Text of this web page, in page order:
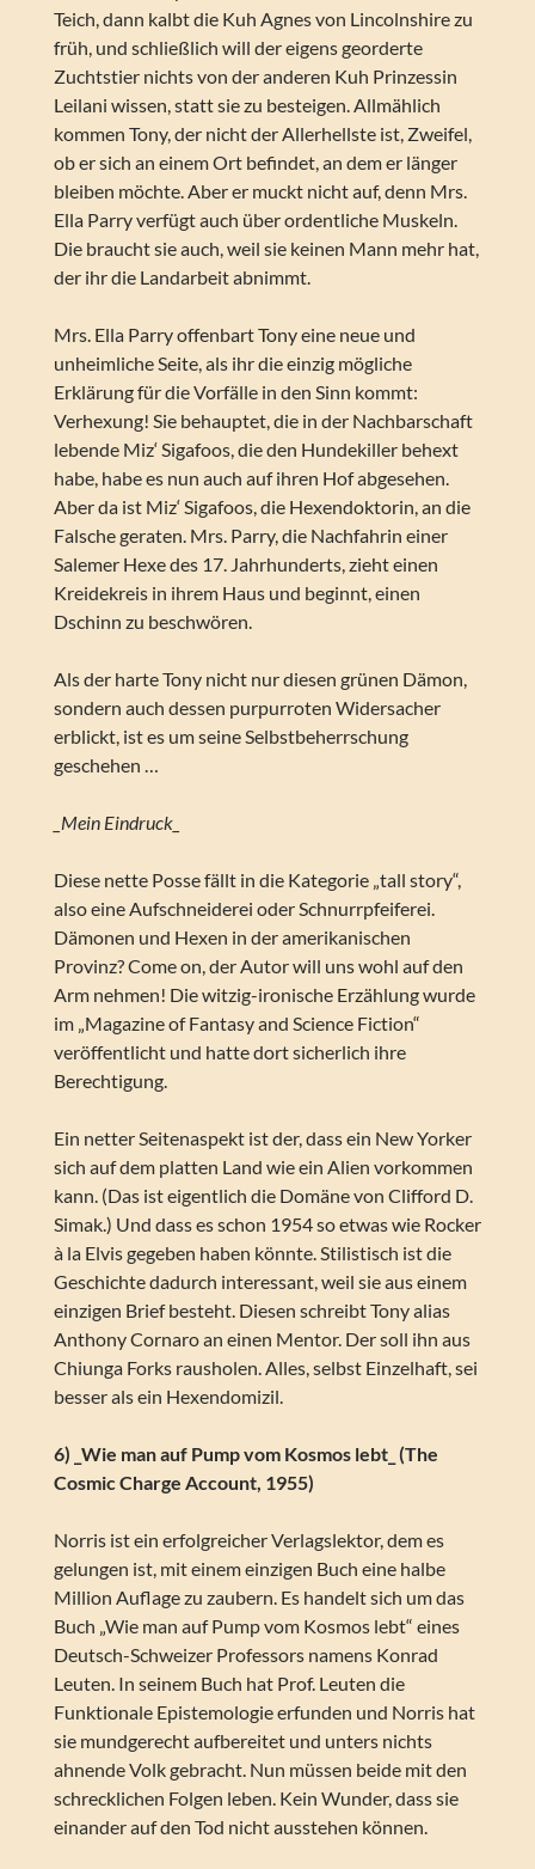
Teich, dann kalbt die Kuh Agnes von Lincolnshire zu
früh, und schließlich will der eigens georderte
Zuchtstier nichts von der anderen Kuh Prinzessin
Leilani wissen, statt sie zu besteigen. Allmählich
kommen Tony, der nicht der Allerhellste ist, Zweifel,
ob er sich an einem Ort befindet, an dem er länger
bleiben möchte. Aber er muckt nicht auf, denn Mrs.
Ella Parry verfügt auch über ordentliche Muskeln.
Die braucht sie auch, weil sie keinen Mann mehr hat,
der ihr die Landarbeit abnimmt.
Mrs. Ella Parry offenbart Tony eine neue und
unheimliche Seite, als ihr die einzig mögliche
Erklärung für die Vorfälle in den Sinn kommt:
Verhexung! Sie behauptet, die in der Nachbarschaft
lebende Miz‘ Sigafoos, die den Hundekiller behext
habe, habe es nun auch auf ihren Hof abgesehen.
Aber da ist Miz‘ Sigafoos, die Hexendoktorin, an die
Falsche geraten. Mrs. Parry, die Nachfahrin einer
Salemer Hexe des 17. Jahrhunderts, zieht einen
Kreidekreis in ihrem Haus und beginnt, einen
Dschinn zu beschwören.
Als der harte Tony nicht nur diesen grünen Dämon,
sondern auch dessen purpurroten Widersacher
erblickt, ist es um seine Selbstbeherrschung
geschehen …
_Mein Eindruck_
Diese nette Posse fällt in die Kategorie „tall story“,
also eine Aufschneiderei oder Schnurrpfeiferei.
Dämonen und Hexen in der amerikanischen
Provinz? Come on, der Autor will uns wohl auf den
Arm nehmen! Die witzig-ironische Erzählung wurde
im „Magazine of Fantasy and Science Fiction“
veröffentlicht und hatte dort sicherlich ihre
Berechtigung.
Ein netter Seitenaspekt ist der, dass ein New Yorker
sich auf dem platten Land wie ein Alien vorkommen
kann. (Das ist eigentlich die Domäne von Clifford D.
Simak.) Und dass es schon 1954 so etwas wie Rocker
à la Elvis gegeben haben könnte. Stilistisch ist die
Geschichte dadurch interessant, weil sie aus einem
einzigen Brief besteht. Diesen schreibt Tony alias
Anthony Cornaro an einen Mentor. Der soll ihn aus
Chiunga Forks rausholen. Alles, selbst Einzelhaft, sei
besser als ein Hexendomizil.
6) _Wie man auf Pump vom Kosmos lebt_ (The
Cosmic Charge Account, 1955)
Norris ist ein erfolgreicher Verlagslektor, dem es
gelungen ist, mit einem einzigen Buch eine halbe
Million Auflage zu zaubern. Es handelt sich um das
Buch „Wie man auf Pump vom Kosmos lebt“ eines
Deutsch-Schweizer Professors namens Konrad
Leuten. In seinem Buch hat Prof. Leuten die
Funktionale Epistemologie erfunden und Norris hat
sie mundgerecht aufbereitet und unters nichts
ahnende Volk gebracht. Nun müssen beide mit den
schrecklichen Folgen leben. Kein Wunder, dass sie
einander auf den Tod nicht ausstehen können.